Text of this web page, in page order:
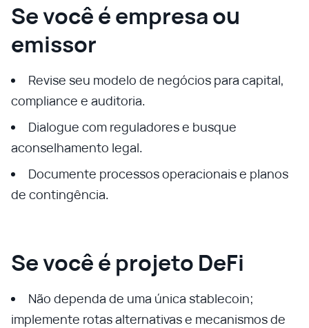
Se você é empresa ou
emissor
Revise seu modelo de negócios para capital,
compliance e auditoria.
Dialogue com reguladores e busque
aconselhamento legal.
Documente processos operacionais e planos
de contingência.
Se você é projeto DeFi
Não dependa de uma única stablecoin;
implemente rotas alternativas e mecanismos de